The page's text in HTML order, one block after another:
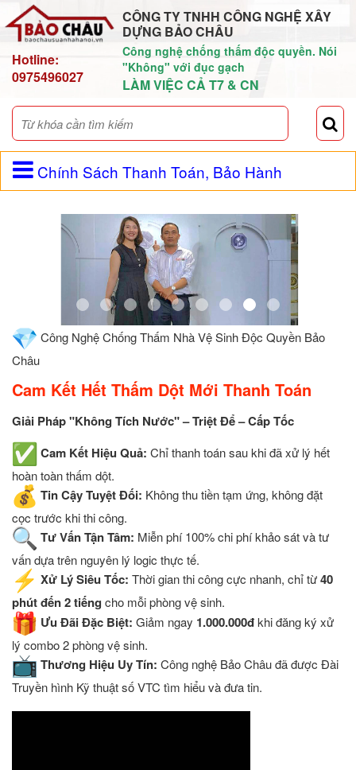
Hotline:
0975496027
CÔNG TY TNHH CÔNG NGHỆ XÂY
DỰNG BẢO CHÂU
Công nghệ chống thấm độc quyền. Nói
"Không" với đục gạch
LÀM VIỆC CẢ T7 & CN
Chính Sách Thanh Toán, Bảo Hành
Công Nghệ Chống Thấm Nhà Vệ Sinh Độc Quyền Bảo
Châu
Cam Kết Hết Thấm Dột Mới Thanh Toán
Giải Pháp "Không Tích Nước" – Triệt Để – Cấp Tốc
Cam Kết Hiệu Quả: Chỉ thanh toán sau khi đã xử lý hết
hoàn toàn thấm dột.
Tin Cậy Tuyệt Đối: Không thu tiền tạm ứng, không đặt
cọc trước khi thi công.
Tư Vấn Tận Tâm: Miễn phí 100% chi phí khảo sát và tư
vấn dựa trên nguyên lý logic thực tế.
Xử Lý Siêu Tốc: Thời gian thi công cực nhanh, chỉ từ40
phút đến 2 tiếng cho mỗi phòng vệ sinh.
Ưu Đãi Đặc Biệt: Giảm ngay 1.000.000đkhi đăng ký xử
lý combo 2 phòng vệ sinh.
Thương Hiệu Uy Tín: Công nghệ Bảo Châu đã được Đài
Truyền hình Kỹ thuật số VTC tìm hiểu và đưa tin.